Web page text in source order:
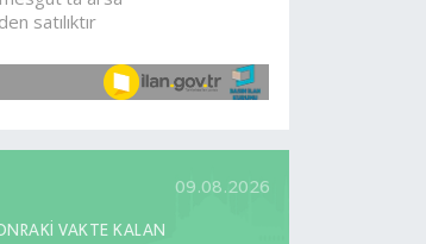
09.08.2026
VAKTE KALAN